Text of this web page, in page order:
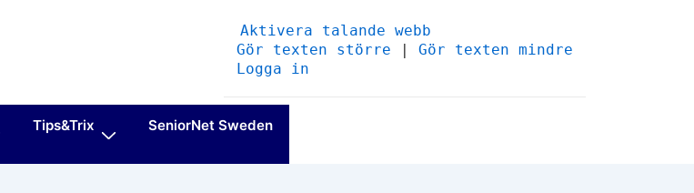
Aktivera talande webb
Gör texten större | Gör texten mindre
Logga in
Tips&Trix SeniorNet Sweden